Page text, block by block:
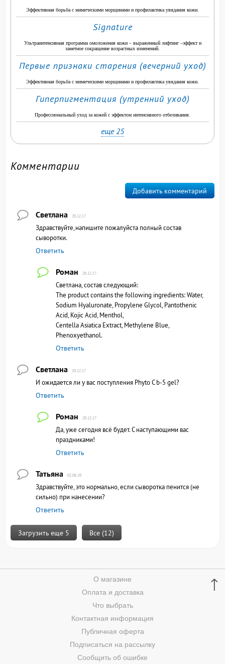
Эффективная борьба с мимическими морщинами и профилактика увядания кожи.
Signature
Ультраинтенсивная программа омоложения кожи – выраженный лифтинг –эффект и
заметное сокращение возрастных изменений.
Первые признаки старения (вечерний уход)
Эффективная борьба с мимическими морщинами и профилактика увядания кожи.
Гиперпигментация (утренний уход)
Профессиональный уход за кожей с эффектом интенсивного отбеливания.
еще 25
Комментарии
Добавить комментарий
Светлана 29.12.17
Здравствуйте,напишите пожалуйста полный состав
сыворотки.
Ответить
Роман 29.12.17
Светлана, состав следующий:
The product contains the following ingredients: Water,
Sodium Hyaluronate, Propylene Glycol, Pantothenic
Acid, Kojic Acid, Menthol,
Centella Asiatica Extract, Methylene Blue,
Phenoxyethanol.
Ответить
Светлана 29.12.17
И ожидается ли у вас поступления Phyto C b-5 gel?
Ответить
Роман 29.12.17
Да, уже сегодня всё будет. С наступающими вас
праздниками!
Ответить
Татьяна 02.06.19
Здравствуйте, это нормально, если сыворотка пенится (не
сильно) при нанесении?
Ответить
Загрузить еще 5 Все (12)
↑
О магазине
Оплата и доставка
Что выбрать
Контактная информация
Публичная оферта
Подписаться на рассылку
Сообщить об ошибке